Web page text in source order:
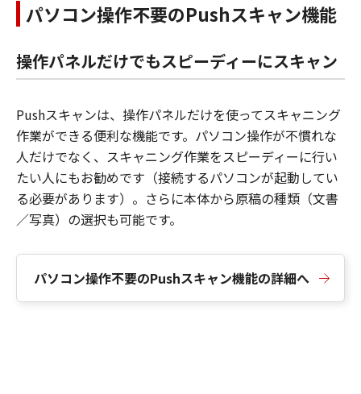
パソコン操作不要のPushスキャン機能
操作パネルだけでもスピーディーにスキャン
Pushスキャンは、操作パネルだけを使ってスキャニング
作業ができる便利な機能です。パソコン操作が不慣れな
人だけでなく、スキャニング作業をスピーディーに行い
たい人にもお勧めです（接続するパソコンが起動してい
る必要があります）。さらに本体から原稿の種類（文書
／写真）の選択も可能です。
パソコン操作不要のPushスキャン機能の詳細へ